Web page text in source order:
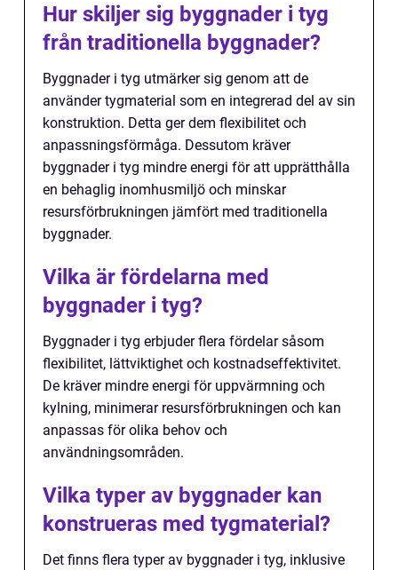
Hur skiljer sig byggnader i tyg
från traditionella byggnader?
Byggnader i tyg utmärker sig genom att de
använder tygmaterial som en integrerad del av sin
konstruktion. Detta ger dem flexibilitet och
anpassningsförmåga. Dessutom kräver
byggnader i tyg mindre energi för att upprätthålla
en behaglig inomhusmiljö och minskar
resursförbrukningen jämfört med traditionella
byggnader.
Vilka är fördelarna med
byggnader i tyg?
Byggnader i tyg erbjuder flera fördelar såsom
flexibilitet, lättviktighet och kostnadseffektivitet.
De kräver mindre energi för uppvärmning och
kylning, minimerar resursförbrukningen och kan
anpassas för olika behov och
användningsområden.
Vilka typer av byggnader kan
konstrueras med tygmaterial?
Det finns flera typer av byggnader i tyg, inklusive